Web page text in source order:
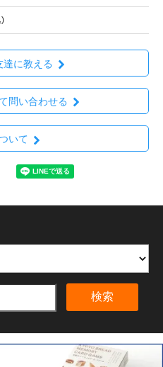
)
達に教える
問い合わせる
いて
検索